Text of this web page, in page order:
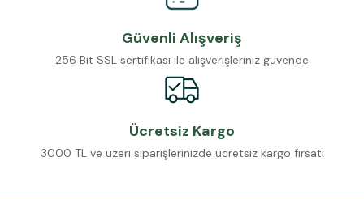
Güvenli Alışveriş
256 Bit SSL sertifikası ile alışverişleriniz güvende
Ücretsiz Kargo
3000 TL ve üzeri siparişlerinizde ücretsiz kargo fırsatı